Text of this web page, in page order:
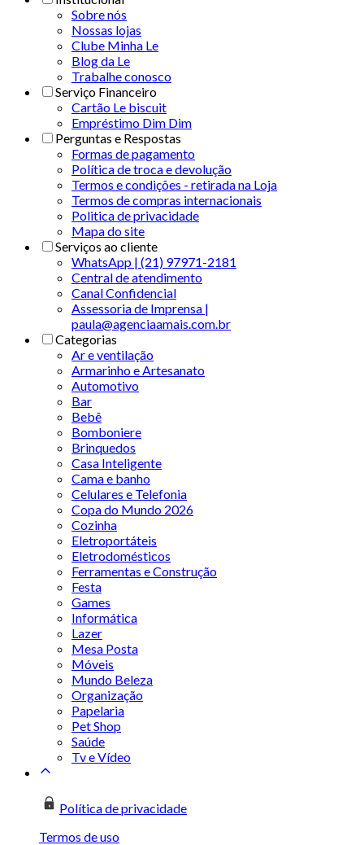
Sobre nós
Nossas lojas
Clube Minha Le
Blog da Le
Trabalhe conosco
Serviço Financeiro
Cartão Le biscuit
Empréstimo Dim Dim
Perguntas e Respostas
Formas de pagamento
Política de troca e devolução
Termos e condições - retirada na Loja
Termos de compras internacionais
Politica de privacidade
Mapa do site
Serviços ao cliente
WhatsApp | (21) 97971-2181
Central de atendimento
Canal Confidencial
Assessoria de Imprensa |
paula@agenciaamais.com.br
Categorias
Ar e ventilação
Armarinho e Artesanato
Automotivo
Bar
Bebê
Bomboniere
Brinquedos
Casa Inteligente
Cama e banho
Celulares e Telefonia
Copa do Mundo 2026
Cozinha
Eletroportáteis
Eletrodomésticos
Ferramentas e Construção
Festa
Games
Informática
Lazer
Mesa Posta
Móveis
Mundo Beleza
Organização
Papelaria
Pet Shop
Saúde
Tv e Vídeo
Política de privacidade
Termos de uso